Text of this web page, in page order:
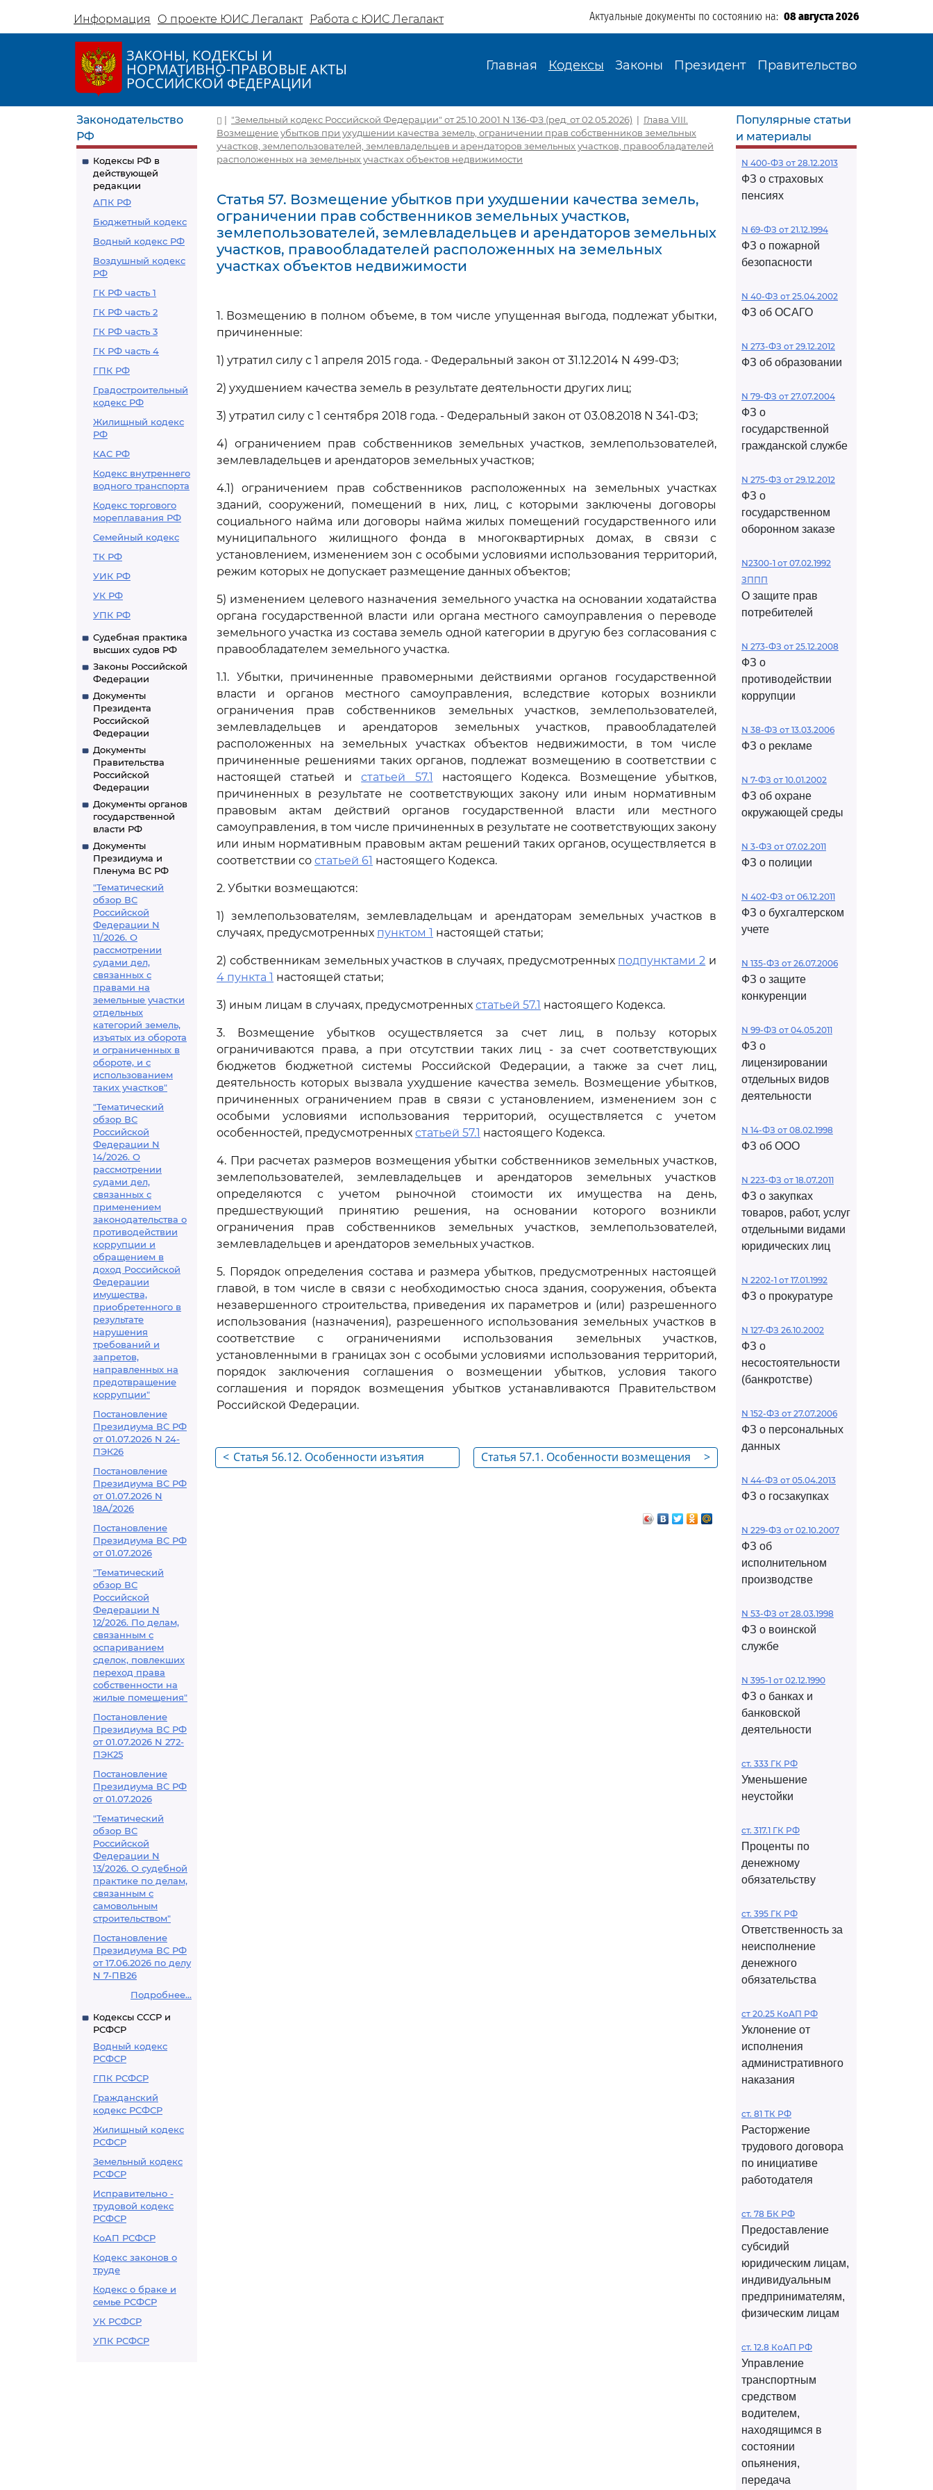
Информация О проекте ЮИС Легалакт Работа с ЮИС Легалакт Актуальные документы по состоянию на: 08 августа 2026
ЗАКОНЫ, КОДЕКСЫ И
НОРМАТИВНО-ПРАВОВЫЕ АКТЫ
РОССИЙСКОЙ ФЕДЕРАЦИИ
Главная Кодексы Законы Президент Правительство
Законодательство
РФ
Кодексы РФ в
действующей
редакции
АПК РФ
Бюджетный кодекс
Водный кодекс РФ
Воздушный кодекс
РФ
ГК РФ часть 1
ГК РФ часть 2
ГК РФ часть 3
ГК РФ часть 4
ГПК РФ
Градостроительный
кодекс РФ
Жилищный кодекс
РФ
КАС РФ
Кодекс внутреннего
водного транспорта
Кодекс торгового
мореплавания РФ
Семейный кодекс
ТК РФ
УИК РФ
УК РФ
УПК РФ
Судебная практика
высших судов РФ
Законы Российской
Федерации
Документы
Президента
Российской
Федерации
Документы
Правительства
Российской
Федерации
Документы органов
государственной
власти РФ
Документы
Президиума и
Пленума ВС РФ
"Тематический
обзор ВС
Российской
Федерации N
11/2026. О
рассмотрении
судами дел,
связанных с
правами на
земельные участки
отдельных
категорий земель,
изъятых из оборота
и ограниченных в
обороте, и с
использованием
таких участков"
"Тематический
обзор ВС
Российской
Федерации N
14/2026. О
рассмотрении
судами дел,
связанных с
применением
законодательства о
противодействии
коррупции и
обращением в
доход Российской
Федерации
имущества,
приобретенного в
результате
нарушения
требований и
запретов,
направленных на
предотвращение
коррупции"
Постановление
Президиума ВС РФ
от 01.07.2026 N 24-
ПЭК26
Постановление
Президиума ВС РФ
от 01.07.2026 N
18А/2026
Постановление
Президиума ВС РФ
от 01.07.2026
"Тематический
обзор ВС
Российской
Федерации N
12/2026. По делам,
связанным с
оспариванием
сделок, повлекших
переход права
собственности на
жилые помещения"
Постановление
Президиума ВС РФ
от 01.07.2026 N 272-
ПЭК25
Постановление
Президиума ВС РФ
от 01.07.2026
"Тематический
обзор ВС
Российской
Федерации N
13/2026. О судебной
практике по делам,
связанным с
самовольным
строительством"
Постановление
Президиума ВС РФ
от 17.06.2026 по делу
N 7-ПВ26
Подробнее...
Кодексы СССР и
РСФСР
Водный кодекс
РСФСР
ГПК РСФСР
Гражданский
кодекс РСФСР
Жилищный кодекс
РСФСР
Земельный кодекс
РСФСР
Исправительно -
трудовой кодекс
РСФСР
КоАП РСФСР
Кодекс законов о
труде
Кодекс о браке и
семье РСФСР
УК РСФСР
УПК РСФСР
| "Земельный кодекс Российской Федерации" от 25.10.2001 N 136-ФЗ (ред. от 02.05.2026) | Глава VIII.
Возмещение убытков при ухудшении качества земель, ограничении прав собственников земельных
участков, землепользователей, землевладельцев и арендаторов земельных участков, правообладателей
расположенных на земельных участках объектов недвижимости
Статья 57. Возмещение убытков при ухудшении качества земель,
ограничении прав собственников земельных участков,
землепользователей, землевладельцев и арендаторов земельных
участков, правообладателей расположенных на земельных
участках объектов недвижимости
1. Возмещению в полном объеме, в том числе упущенная выгода, подлежат убытки,
причиненные:
1) утратил силу с 1 апреля 2015 года. - Федеральный закон от 31.12.2014 N 499-ФЗ;
2) ухудшением качества земель в результате деятельности других лиц;
3) утратил силу с 1 сентября 2018 года. - Федеральный закон от 03.08.2018 N 341-ФЗ;
4) ограничением прав собственников земельных участков, землепользователей,
землевладельцев и арендаторов земельных участков;
4.1) ограничением прав собственников расположенных на земельных участках
зданий, сооружений, помещений в них, лиц, с которыми заключены договоры
социального найма или договоры найма жилых помещений государственного или
муниципального жилищного фонда в многоквартирных домах, в связи с
установлением, изменением зон с особыми условиями использования территорий,
режим которых не допускает размещение данных объектов;
5) изменением целевого назначения земельного участка на основании ходатайства
органа государственной власти или органа местного самоуправления о переводе
земельного участка из состава земель одной категории в другую без согласования с
правообладателем земельного участка.
1.1. Убытки, причиненные правомерными действиями органов государственной
власти и органов местного самоуправления, вследствие которых возникли
ограничения прав собственников земельных участков, землепользователей,
землевладельцев и арендаторов земельных участков, правообладателей
расположенных на земельных участках объектов недвижимости, в том числе
причиненные решениями таких органов, подлежат возмещению в соответствии с
настоящей статьей истатьей 57.1 настоящего Кодекса. Возмещение убытков,
причиненных в результате не соответствующих закону или иным нормативным
правовым актам действий органов государственной власти или местного
самоуправления, в том числе причиненных в результате не соответствующих закону
или иным нормативным правовым актам решений таких органов, осуществляется в
соответствии со статьей 61 настоящего Кодекса.
2. Убытки возмещаются:
1) землепользователям, землевладельцам и арендаторам земельных участков в
случаях, предусмотренных пунктом 1 настоящей статьи;
2) собственникам земельных участков в случаях, предусмотренных подпунктами 2 и
4 пункта 1 настоящей статьи;
3) иным лицам в случаях, предусмотренных статьей 57.1 настоящего Кодекса.
3. Возмещение убытков осуществляется за счет лиц, в пользу которых
ограничиваются права, а при отсутствии таких лиц - за счет соответствующих
бюджетов бюджетной системы Российской Федерации, а также за счет лиц,
деятельность которых вызвала ухудшение качества земель. Возмещение убытков,
причиненных ограничением прав в связи с установлением, изменением зон с
особыми условиями использования территорий, осуществляется с учетом
особенностей, предусмотренных статьей 57.1 настоящего Кодекса.
4. При расчетах размеров возмещения убытки собственников земельных участков,
землепользователей, землевладельцев и арендаторов земельных участков
определяются с учетом рыночной стоимости их имущества на день,
предшествующий принятию решения, на основании которого возникли
ограничения прав собственников земельных участков, землепользователей,
землевладельцев и арендаторов земельных участков.
5. Порядок определения состава и размера убытков, предусмотренных настоящей
главой, в том числе в связи с необходимостью сноса здания, сооружения, объекта
незавершенного строительства, приведения их параметров и (или) разрешенного
использования (назначения), разрешенного использования земельных участков в
соответствие с ограничениями использования земельных участков,
установленными в границах зон с особыми условиями использования территорий,
порядок заключения соглашения о возмещении убытков, условия такого
соглашения и порядок возмещения убытков устанавливаются Правительством
Российской Федерации.
< Статья 56.12. Особенности изъятия
>
Статья 57.1. Особенности возмещения
особыми условиями использования
Популярные статьи
и материалы
N 400-ФЗ от 28.12.2013
ФЗ о страховых
пенсиях
N 69-ФЗ от 21.12.1994
ФЗ о пожарной
безопасности
N 40-ФЗ от 25.04.2002
ФЗ об ОСАГО
N 273-ФЗ от 29.12.2012
ФЗ об образовании
N 79-ФЗ от 27.07.2004
ФЗ о
государственной
гражданской службе
N 275-ФЗ от 29.12.2012
ФЗ о
государственном
оборонном заказе
N2300-1 от 07.02.1992
ЗППП
О защите прав
потребителей
N 273-ФЗ от 25.12.2008
ФЗ о
противодействии
коррупции
N 38-ФЗ от 13.03.2006
ФЗ о рекламе
N 7-ФЗ от 10.01.2002
ФЗ об охране
окружающей среды
N 3-ФЗ от 07.02.2011
ФЗ о полиции
N 402-ФЗ от 06.12.2011
ФЗ о бухгалтерском
учете
N 135-ФЗ от 26.07.2006
ФЗ о защите
конкуренции
N 99-ФЗ от 04.05.2011
ФЗ о
лицензировании
отдельных видов
деятельности
N 14-ФЗ от 08.02.1998
ФЗ об ООО
N 223-ФЗ от 18.07.2011
ФЗ о закупках
товаров, работ, услуг
отдельными видами
юридических лиц
N 2202-1 от 17.01.1992
ФЗ о прокуратуре
N 127-ФЗ 26.10.2002
ФЗ о
несостоятельности
(банкротстве)
N 152-ФЗ от 27.07.2006
ФЗ о персональных
данных
N 44-ФЗ от 05.04.2013
ФЗ о госзакупках
N 229-ФЗ от 02.10.2007
ФЗ об
исполнительном
производстве
N 53-ФЗ от 28.03.1998
ФЗ о воинской
службе
N 395-1 от 02.12.1990
ФЗ о банках и
банковской
деятельности
ст. 333 ГК РФ
Уменьшение
неустойки
ст. 317.1 ГК РФ
Проценты по
денежному
обязательству
ст. 395 ГК РФ
Ответственность за
неисполнение
денежного
обязательства
ст 20.25 КоАП РФ
Уклонение от
исполнения
административного
наказания
ст. 81 ТК РФ
Расторжение
трудового договора
по инициативе
работодателя
ст. 78 БК РФ
Предоставление
субсидий
юридическим лицам,
индивидуальным
предпринимателям,
физическим лицам
ст. 12.8 КоАП РФ
Управление
транспортным
средством
водителем,
находящимся в
состоянии
опьянения,
передача